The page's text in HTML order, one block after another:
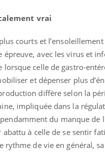
vrai
courts et
avec les virus et
lorsque celle de gastro-
et dépenser plus
diffère selon la
impliquée dans la
du manque de
abattu à celle de se sentir
rythme de vie en général,
Youtube
Eczéma
expliquer ma
Il y a des sujets qui
d'autres non ! D'un
questions sur la
montrer ...